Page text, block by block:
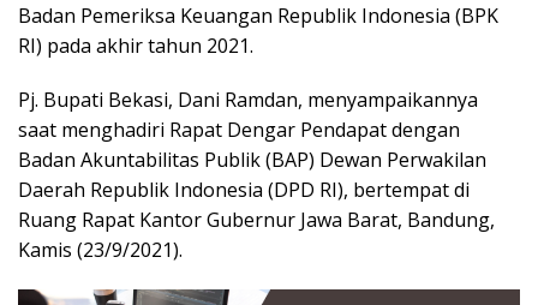
Badan Pemeriksa Keuangan Republik Indonesia (BPK
RI) pada akhir tahun 2021.
Pj. Bupati Bekasi, Dani Ramdan, menyampaikannya
saat menghadiri Rapat Dengar Pendapat dengan
Badan Akuntabilitas Publik (BAP) Dewan Perwakilan
Daerah Republik Indonesia (DPD RI), bertempat di
Ruang Rapat Kantor Gubernur Jawa Barat, Bandung,
Kamis (23/9/2021).